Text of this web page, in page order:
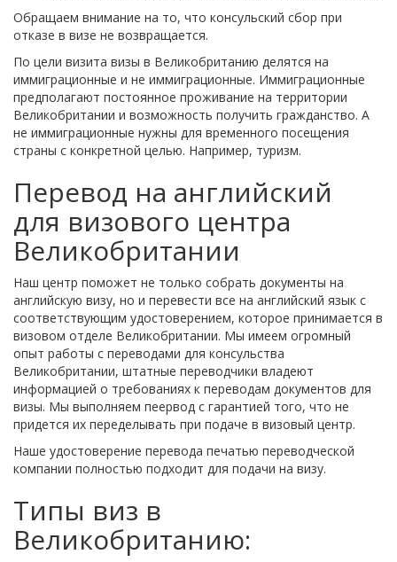
Обращаем внимание на то, что консульский сбор при
отказе в визе не возвращается.
По цели визита визы в Великобританию делятся на
иммиграционные и не иммиграционные. Иммиграционные
предполагают постоянное проживание на территории
Великобритании и возможность получить гражданство. А
не иммиграционные нужны для временного посещения
страны с конкретной целью. Например, туризм.
Перевод на английский
для визового центра
Великобритании
Наш центр поможет не только собрать документы на
английскую визу, но и перевести все на английский язык с
соответствующим удостоверением, которое принимается в
визовом отделе Великобритании. Мы имеем огромный
опыт работы с переводами для консульства
Великобритании, штатные переводчики владеют
информацией о требованиях к переводам документов для
визы. Мы выполняем пеервод с гарантией того, что не
придется их переделывать при подаче в визовый центр.
Наше удостоверение перевода печатью переводческой
компании полностью подходит для подачи на визу.
Типы виз в
Великобританию: